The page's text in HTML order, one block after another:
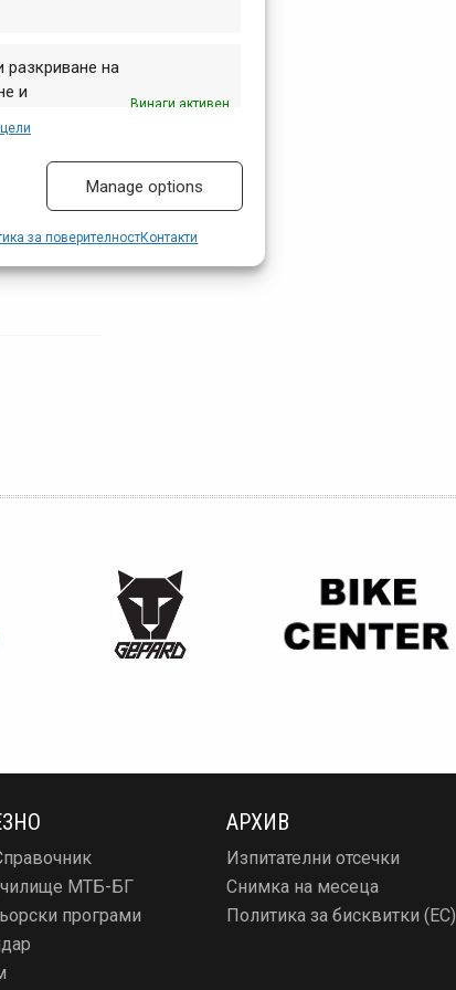
разкриване на
и
Винаги активен
Manage options
за поверителностКонтакти
за
МТБ-БГ
програми
АРХИВ
Изпитателни отсечки
Снимка на месеца
Политика за бисквитки (ЕС)